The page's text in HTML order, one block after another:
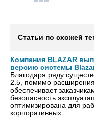
Статьи по схожей
Компания BLAZAR
версию системы
Благодаря ряду
2.5, помимо
обеспечивает
безопасность
оптимизирована для
корпоративных …